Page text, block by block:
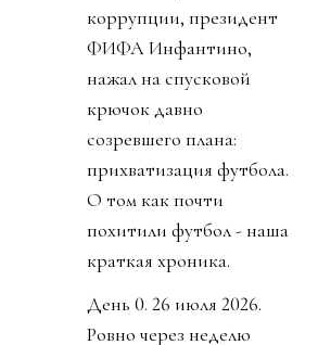
коррупции, президент
ФИФА Инфантино,
нажал на спусковой
крючок давно
созревшего плана:
прихватизация футбола.
О том как почти
похитили футбол - наша
краткая хроника.
День 0. 26 июля 2026.
Ровно через неделю